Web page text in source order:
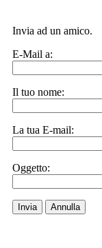
Invia ad un amico.
E-Mail a:
Il tuo nome:
La tua E-mail:
Oggetto:
Invia Annulla